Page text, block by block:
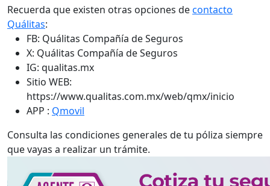
Recuerda que existen otras opciones decontacto
Quálitas:
FB: Quálitas Compañía de Seguros
X: Quálitas Compañía de Seguros
IG: qualitas.mx
Sitio WEB:
https://www.qualitas.com.mx/web/qmx/inicio
APP : Qmovil
Consulta las condiciones generales de tu póliza siempre
que vayas a realizar un trámite.